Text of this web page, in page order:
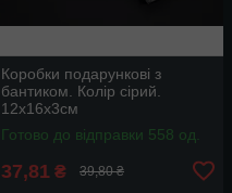
Коробки подарункові з
бантиком. Колір сірий.
12х16х3см
Готово до відправки 558 од.
37,81 ₴ 39,80 ₴